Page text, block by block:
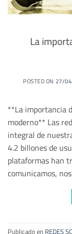
La
POSTED ON 27/
**La importancia
moderno** Las
integral de
4.2 billones de
plataformas han
comunicamos,
Publicado en REDES